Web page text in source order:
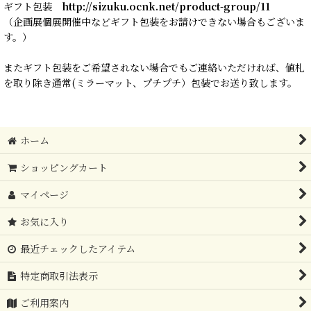
ギフト包装 http://sizuku.ocnk.net/product-group/11
（企画展個展開催中などギフト包装をお請けできない場合もございま
す。）
またギフト包装をご希望されない場合でもご連絡いただければ、値札
を取り除き通常(ミラーマット、プチプチ）包装でお送り致します。
ホーム
ショッピングカート
マイページ
お気に入り
最近チェックしたアイテム
特定商取引法表示
ご利用案内